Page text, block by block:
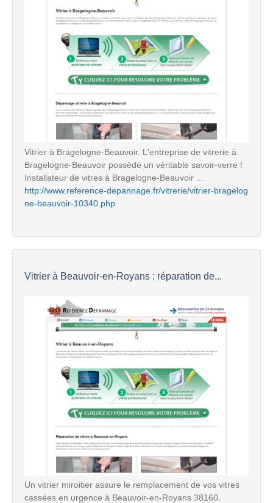
Vitrier à Bragelogne-Beauvoir. L'entreprise de vitrerie à
Bragelogne-Beauvoir possède un véritable savoir-verre !
Installateur de vitres à Bragelogne-Beauvoir ...
http://www.reference-depannage.fr/vitrerie/vitrier-bragelog
ne-beauvoir-10340.php
Vitrier à Beauvoir-en-Royans : réparation de...
Un vitrier miroitier assure le remplacement de vos vitres
cassées en urgence à Beauvoir-en-Royans 38160.